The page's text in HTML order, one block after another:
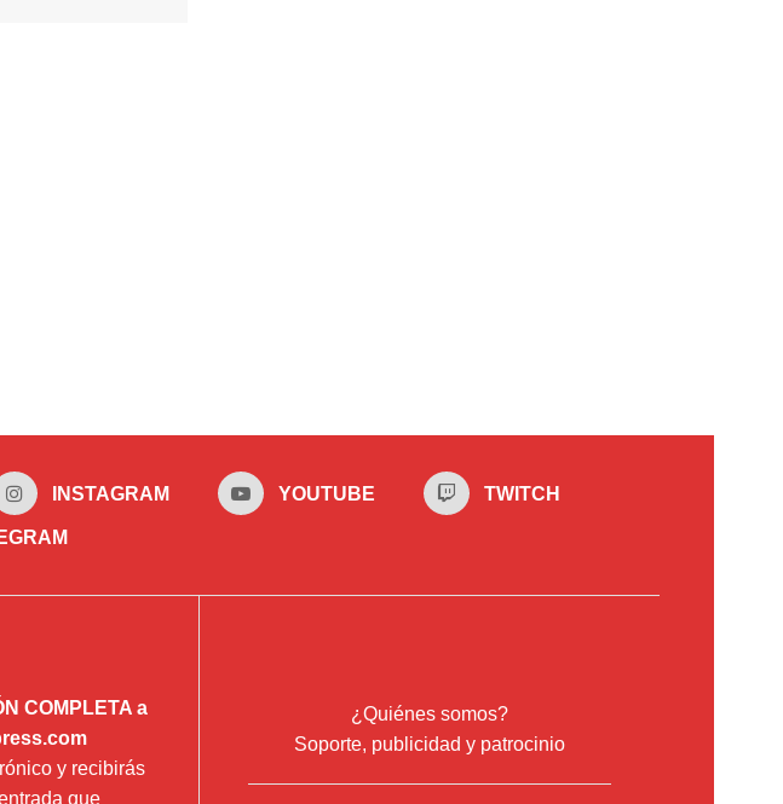
INSTAGRAM YOUTUBE TWITCH
COMPLETA a
y recibirás
que
¿Quiénes somos?
Soporte, publicidad y patrocinio